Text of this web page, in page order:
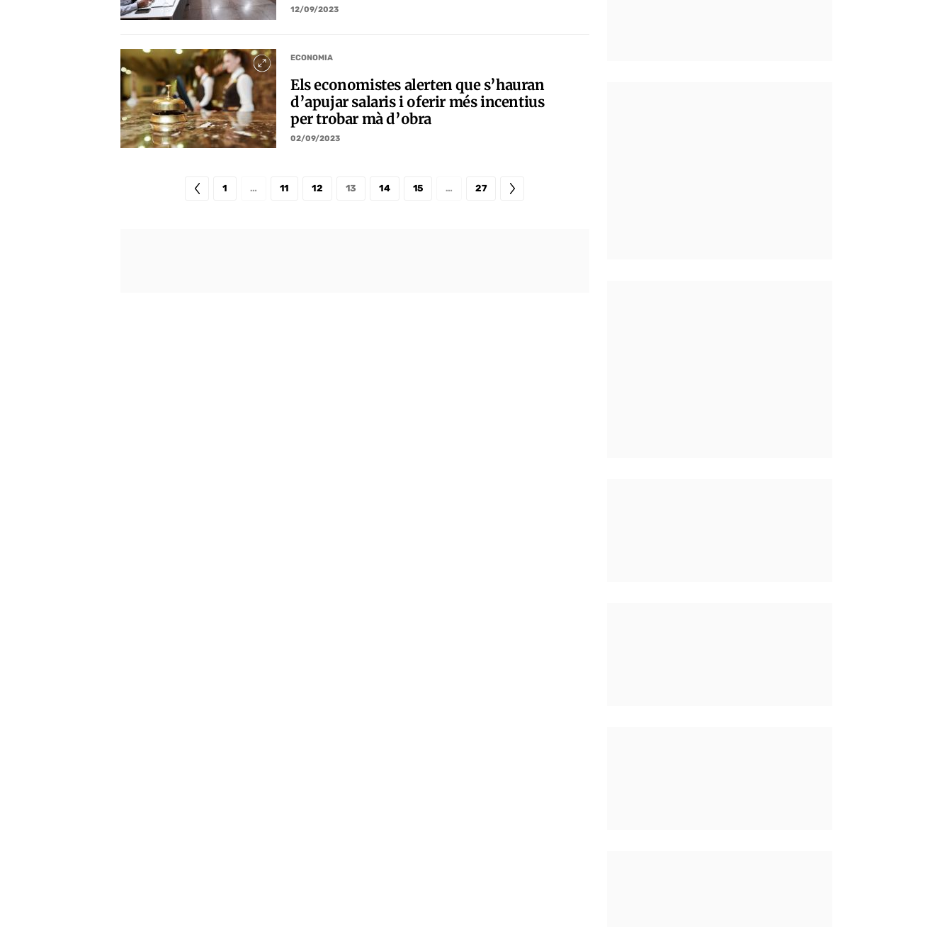
12/09/2023
ECONOMIA
Els economistes alerten que s’hauran
d’apujar salaris i oferir més incentius
per trobar mà d’obra
02/09/2023
1 … 11 12 13 14 15 … 27